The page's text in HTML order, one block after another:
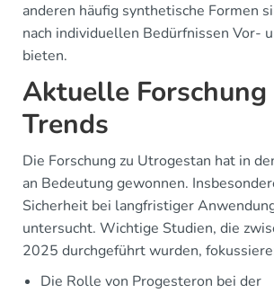
anderen häufig synthetische Formen
nach individuellen Bedürfnissen Vor-
bieten.
Aktuelle Forschung
Trends
Die Forschung zu Utrogestan hat in
an Bedeutung gewonnen.
Sicherheit bei langfristiger
untersucht. Wichtige Studien, die
2025 durchgeführt wurden,
Die Rolle von Progesteron bei der